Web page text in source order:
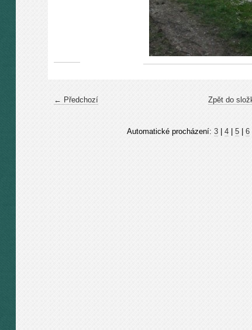
← Předchozí Zpět do
Automatické procházení: 3| 4| 5| 6